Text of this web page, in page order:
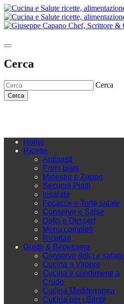
Cerca
Cerca
Cerca
Home
Ricette
Antipasti
Primi piatti
Minestre e Zuppe
Secondi Piatti
Insalate
Focacce e Torte salate
Conserve e Salse
Dolci e Dessert
Menu completi
Ricettari
Gusto & Benessere
Conserve dolci e salate
Cucina a Vapore
Cucina e condimenti a
Crudo
Cucina Mediterranea
Cucina per i Bimbi